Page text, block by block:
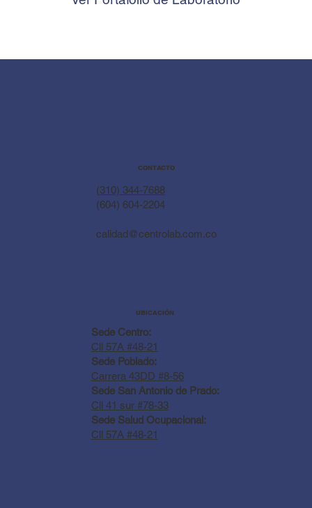
CONTACTO
(310) 344-7688
(604) 604-2204
calidad@centrolab.com.co
UBICACIÓN
Sede Centro:
Cll 57A #48-21
Sede Poblado:
Carrera 43DD #8-56
Sede San Antonio de Prado:
Cll 41 sur #78-33
Sede Salud Ocupacional:
Cll 57A #48-21